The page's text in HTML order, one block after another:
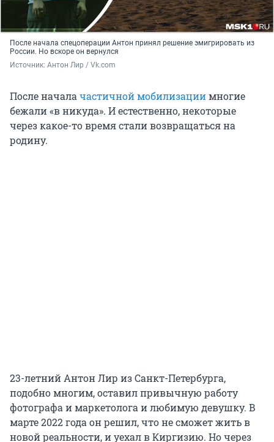
После начала спецоперации Антон принял решение эмигрировать из
России. Но вскоре он вернулся
Источник: Антон Лир / Vk.com
После начала частичной мобилизациимногие
бежали «в никуда». И естественно, некоторые
через какое-то время стали возвращаться на
родину.
23-летний Антон Лир из Санкт-Петербурга,
подобно многим, оставил привычную работу
фотографа и маркетолога и любимую девушку. В
марте 2022 года он решил, что не сможет жить в
новой реальности, и уехал в Киргизию. Но через